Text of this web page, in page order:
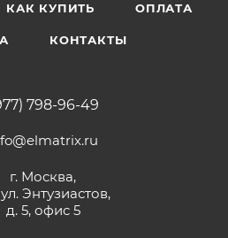
КАК КУПИТЬ ОПЛАТА
КОНТАКТЫ
798-96-49
г. Москва,
Энтузиастов,
д. 5, офис 5